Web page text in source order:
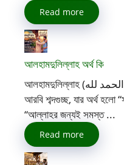
Read more
আলহামদুলিল্লাহ অর্থ কি
আলহামদুলিল্লাহ (الحمد لله) অর্থ কি? আলহামদুলিল্লাহ একটি
আরবি শব্দগুচ্ছ, যার অর্থ
“আল্লাহর জন্যই সমস্ত ...
Read more